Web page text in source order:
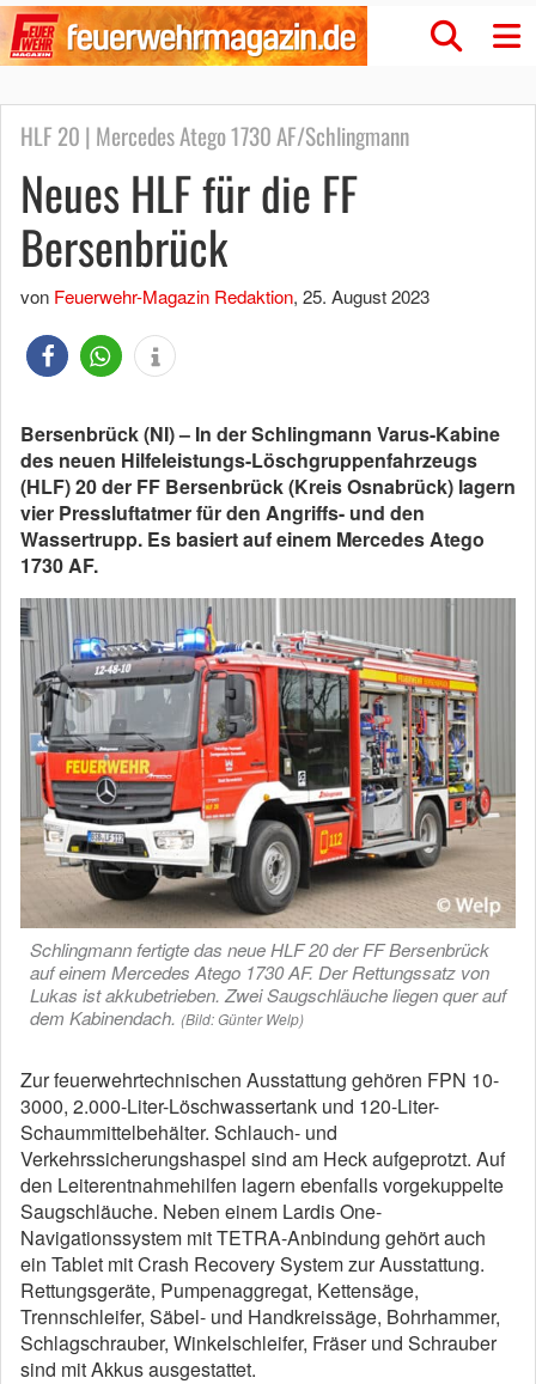
HLF 20 | Mercedes Atego 1730 AF/Schlingmann
Neues HLF für die FF
Bersenbrück
von Feuerwehr-Magazin Redaktion, 25. August 2023
Bersenbrück (NI) – In der Schlingmann Varus-Kabine
des neuen Hilfeleistungs-Löschgruppenfahrzeugs
(HLF) 20 der FF Bersenbrück (Kreis Osnabrück) lagern
vier Pressluftatmer für den Angriffs- und den
Wassertrupp. Es basiert auf einem Mercedes Atego
1730 AF.
Schlingmann fertigte das neue HLF 20 der FF Bersenbrück
auf einem Mercedes Atego 1730 AF. Der Rettungssatz von
Lukas ist akkubetrieben. Zwei Saugschläuche liegen quer auf
dem Kabinendach. (Bild: Günter Welp)
Zur feuerwehrtechnischen Ausstattung gehören FPN 10-
3000, 2.000-Liter-Löschwassertank und 120-Liter-
Schaummittelbehälter. Schlauch- und
Verkehrssicherungshaspel sind am Heck aufgeprotzt. Auf
den Leiterentnahmehilfen lagern ebenfalls vorgekuppelte
Saugschläuche. Neben einem Lardis One-
Navigationssystem mit TETRA-Anbindung gehört auch
ein Tablet mit Crash Recovery System zur Ausstattung.
Rettungsgeräte, Pumpenaggregat, Kettensäge,
Trennschleifer, Säbel- und Handkreissäge, Bohrhammer,
Schlagschrauber, Winkelschleifer, Fräser und Schrauber
sind mit Akkus ausgestattet.